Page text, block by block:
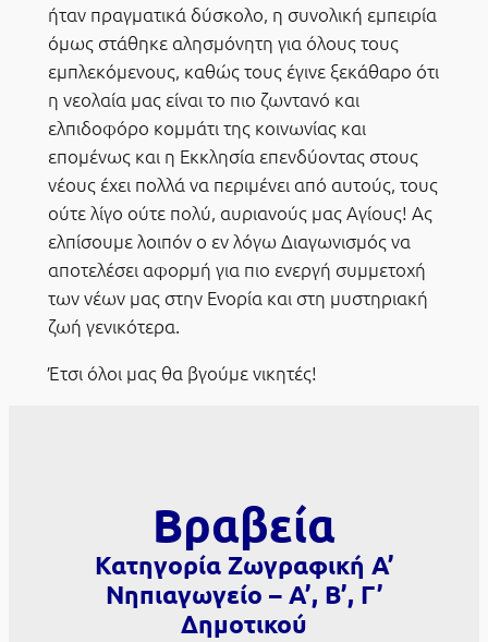
ήταν πραγματικά δύσκολο, η συνολική εμπειρία
όμως στάθηκε αλησμόνητη για όλους τους
εμπλεκόμενους, καθώς τους έγινε ξεκάθαρο ότι
η νεολαία μας είναι το πιο ζωντανό και
ελπιδοφόρο κομμάτι της κοινωνίας και
επομένως και η Εκκλησία επενδύοντας στους
νέους έχει πολλά να περιμένει από αυτούς, τους
ούτε λίγο ούτε πολύ, αυριανούς μας Αγίους! Ας
ελπίσουμε λοιπόν ο εν λόγω Διαγωνισμός να
αποτελέσει αφορμή για πιο ενεργή συμμετοχή
των νέων μας στην Ενορία και στη μυστηριακή
ζωή γενικότερα.
Έτσι όλοι μας θα βγούμε νικητές!
Βραβεία
Κατηγορία Ζωγραφική Α’
Νηπιαγωγείο – Α’, Β’, Γ’
Δημοτικού